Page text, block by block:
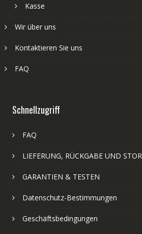
Kasse
Wir über uns
Kontaktieren Sie uns
FAQ
Schnellzugriff
FAQ
LIEFERUNG, RÜCKGABE UND
GARANTIEN & TESTEN
Datenschutz-Bestimmungen
Geschäftsbedingungen